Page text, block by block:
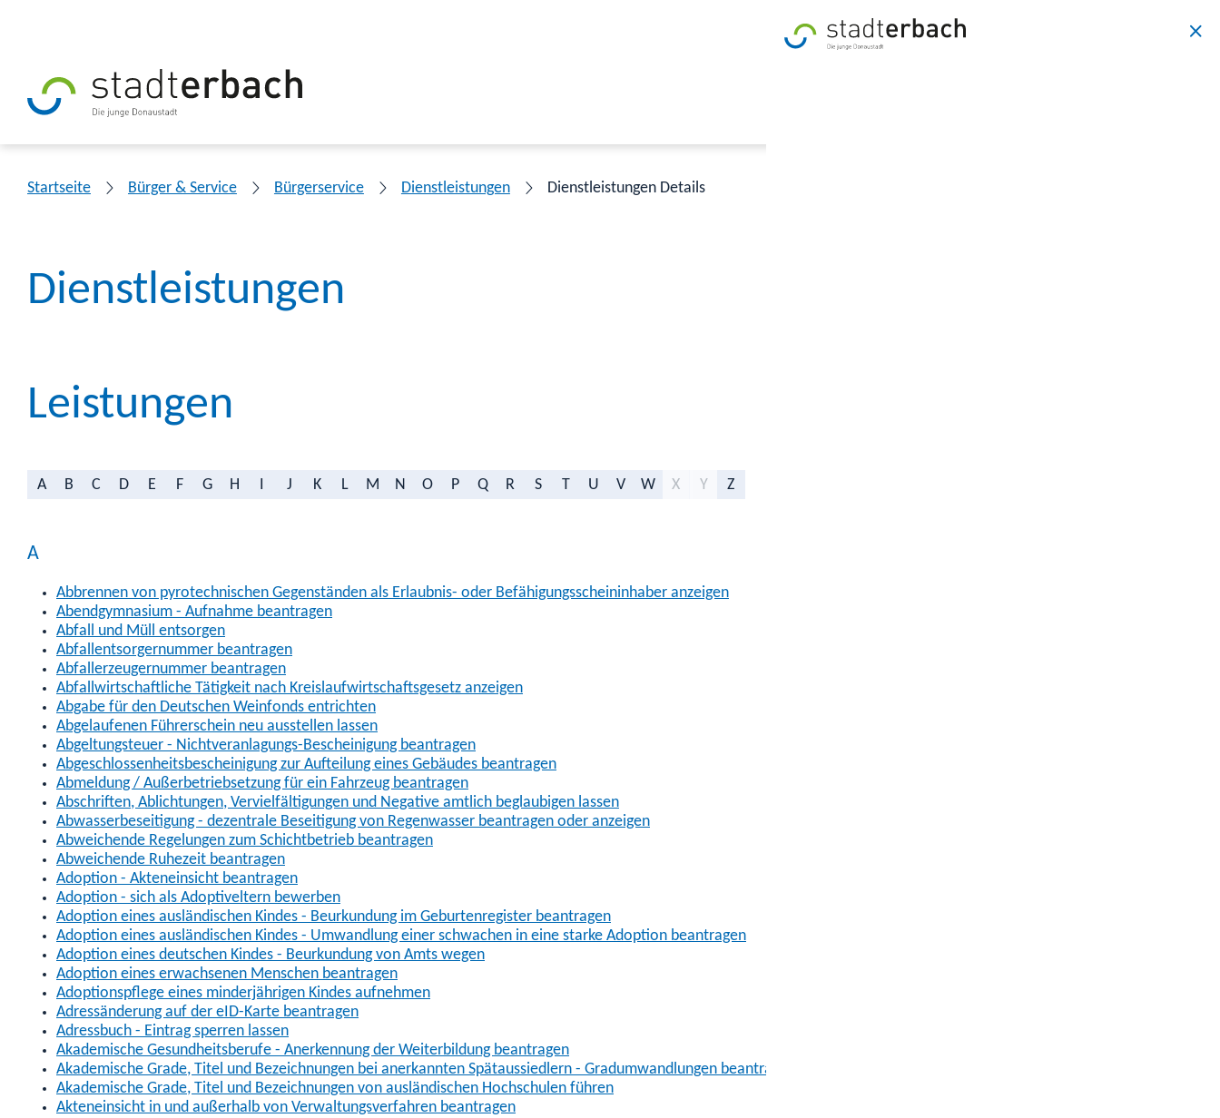
Startseite Bürger & Service Bürgerservice Dienstleistungen Dienstleistungen Details
Dienstleistungen
Leistungen
A B C D E F G H J K L M N O P Q R S T U V W X Y Z
A
Abbrennen von pyrotechnischen Gegenständen als Erlaubnis- oder Befähigungsscheininhaber anzeigen
Abendgymnasium - Aufnahme beantragen
Abfall und Müll entsorgen
Abfallentsorgernummer beantragen
Abfallerzeugernummer beantragen
Abfallwirtschaftliche Tätigkeit nach Kreislaufwirtschaftsgesetz anzeigen
Abgabe für den Deutschen Weinfonds entrichten
Abgelaufenen Führerschein neu ausstellen lassen
Abgeltungsteuer - Nichtveranlagungs-Bescheinigung beantragen
Abgeschlossenheitsbescheinigung zur Aufteilung eines Gebäudes beantragen
Abmeldung / Außerbetriebsetzung für ein Fahrzeug beantragen
Abschriften, Ablichtungen, Vervielfältigungen und Negative amtlich beglaubigen lassen
Abwasserbeseitigung - dezentrale Beseitigung von Regenwasser beantragen oder anzeigen
Abweichende Regelungen zum Schichtbetrieb beantragen
Abweichende Ruhezeit beantragen
Adoption - Akteneinsicht beantragen
Adoption - sich als Adoptiveltern bewerben
Adoption eines ausländischen Kindes - Beurkundung im Geburtenregister beantragen
Adoption eines ausländischen Kindes - Umwandlung einer schwachen in eine starke Adoption beantragen
Adoption eines deutschen Kindes - Beurkundung von Amts wegen
Adoption eines erwachsenen Menschen beantragen
Adoptionspflege eines minderjährigen Kindes aufnehmen
Adressänderung auf der eID-Karte beantragen
Adressbuch - Eintrag sperren lassen
Akademische Gesundheitsberufe - Anerkennung der Weiterbildung beantragen
Akademische Grade, Titel und Bezeichnungen bei anerkannten Spätaussiedlern - Gradumwandlungen beantragen
Akademische Grade, Titel und Bezeichnungen von ausländischen Hochschulen führen
Akteneinsicht in und außerhalb von Verwaltungsverfahren beantragen